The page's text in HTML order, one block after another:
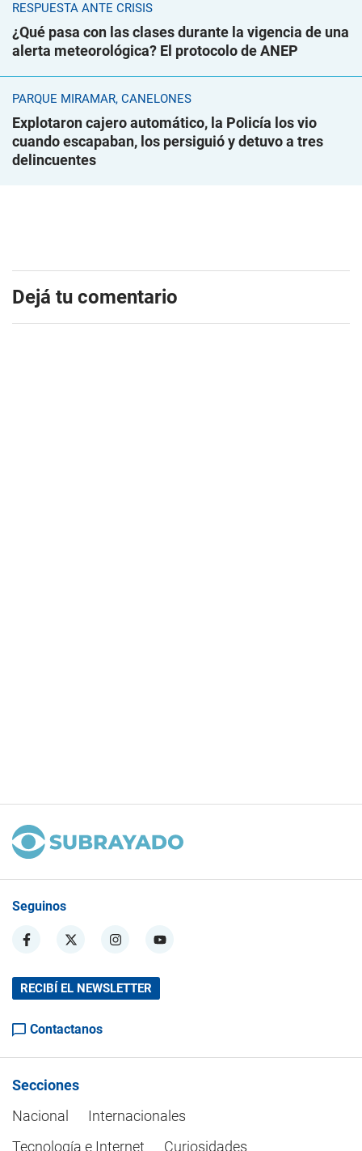
RESPUESTA ANTE CRISIS
¿Qué pasa con las clases durante la vigencia de una
alerta meteorológica? El protocolo de ANEP
PARQUE MIRAMAR, CANELONES
Explotaron cajero automático, la Policía los vio
cuando escapaban, los persiguió y detuvo a tres
delincuentes
Dejá tu comentario
Seguinos
RECIBÍ EL NEWSLETTER
Contactanos
Secciones
Nacional
Internacionales
Tecnología e Internet
Curiosidades